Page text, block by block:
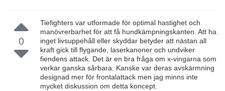
0
Tiefighters var utformade för optimal hastighet och
manövrerbarhet för att få hundkämpningskanten. Att ha
inget livsuppehåll eller skyddar betyder att nästan all
kraft gick till flygande, laserkanoner och undviker
fiendens attack. Det är en bra fråga om x-vingarna som
verkar ganska sårbara. Kanske var deras avskärmning
designad mer för frontalattack men jag minns inte
mycket diskussion om detta koncept.